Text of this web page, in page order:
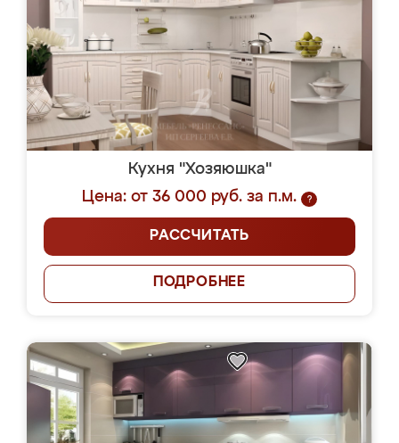
Кухня "Хозяюшка"
Цена: от 36 000 руб. за п.м.
?
РАССЧИТАТЬ
ПОДРОБНЕЕ